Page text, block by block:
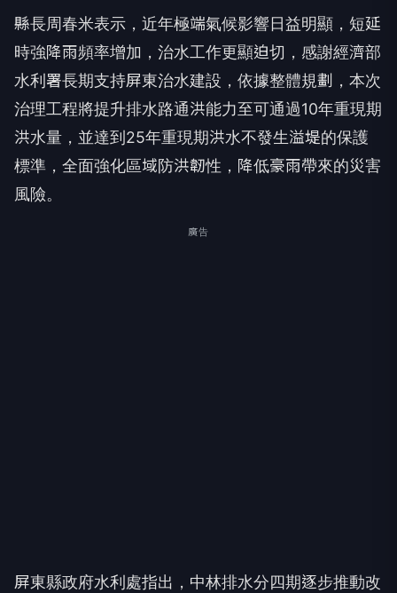
縣長周春米表示，近年極端氣候影響日益明顯，短延
時強降雨頻率增加，治水工作更顯迫切，感謝經濟部
水利署長期支持屏東治水建設，依據整體規劃，本次
治理工程將提升排水路通洪能力至可通過10年重現期
洪水量，並達到25年重現期洪水不發生溢堤的保護
標準，全面強化區域防洪韌性，降低豪雨帶來的災害
風險。
廣告
屏東縣政府水利處指出，中林排水分四期逐步推動改